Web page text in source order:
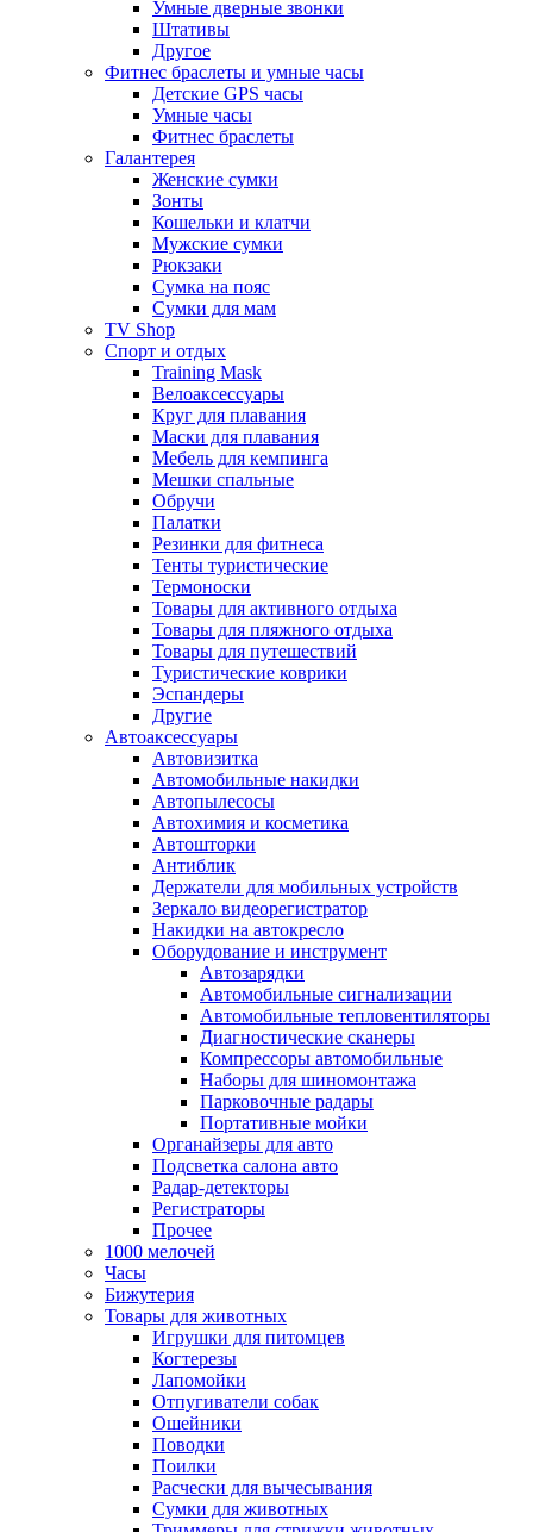
Умные дверные звонки
Штативы
Другое
Фитнес браслеты и умные часы
Детские GPS часы
Умные часы
Фитнес браслеты
Галантерея
Женские сумки
Зонты
Кошельки и клатчи
Мужские сумки
Рюкзаки
Сумка на пояс
Сумки для мам
TV Shop
Спорт и отдых
Training Mask
Велоаксессуары
Круг для плавания
Маски для плавания
Мебель для кемпинга
Мешки спальные
Обручи
Палатки
Резинки для фитнеса
Тенты туристические
Термоноски
Товары для активного отдыха
Товары для пляжного отдыха
Товары для путешествий
Туристические коврики
Эспандеры
Другие
Автоаксессуары
Автовизитка
Автомобильные накидки
Автопылесосы
Автохимия и косметика
Автошторки
Антиблик
Держатели для мобильных устройств
Зеркало видеорегистратор
Накидки на автокресло
Оборудование и инструмент
Автозарядки
Автомобильные сигнализации
Автомобильные тепловентиляторы
Диагностические сканеры
Компрессоры автомобильные
Наборы для шиномонтажа
Парковочные радары
Портативные мойки
Органайзеры для авто
Подсветка салона авто
Радар-детекторы
Регистраторы
Прочее
1000 мелочей
Часы
Бижутерия
Товары для животных
Игрушки для питомцев
Когтерезы
Лапомойки
Отпугиватели собак
Ошейники
Поводки
Поилки
Расчески для вычесывания
Сумки для животных